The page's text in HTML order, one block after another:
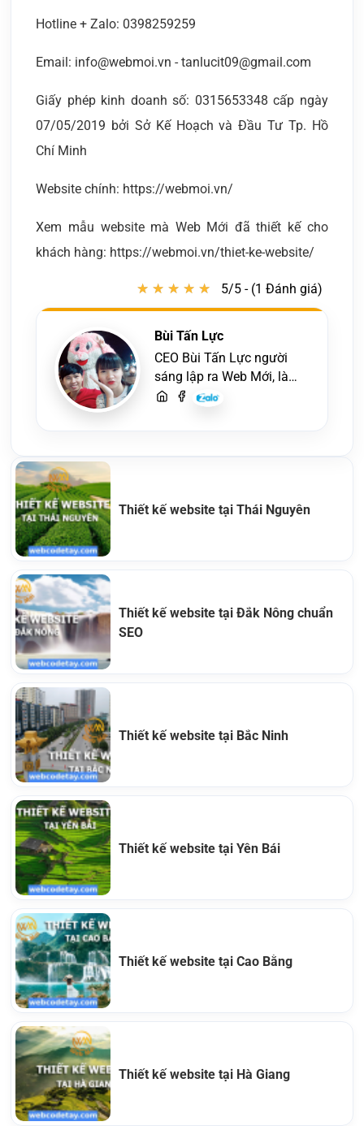
Hotline + Zalo: 0398259259
Email: info@webmoi.vn - tanlucit09@gmail.com
Giấy phép kinh doanh số: 0315653348 cấp ngày
07/05/2019 bởi Sở Kế Hoạch và Đầu Tư Tp. Hồ
Chí Minh
Website chính: https://webmoi.vn/
Xem mẫu website mà Web Mới đã thiết kế cho
khách hàng: https://webmoi.vn/thiet-ke-website/
★ ★ ★ ★ ★
★ ★ ★ ★ ★ 5/5 - (1 Đánh giá)
Bùi Tấn Lực
CEO Bùi Tấn Lực người
sáng lập ra Web Mới, là
một lập trình viên, người
Thiết kế website tại Thái Nguyên
Thiết kế website tại Đắk Nông chuẩn
SEO
Thiết kế website tại Bắc Ninh
Thiết kế website tại Yên Bái
Thiết kế website tại Cao Bằng
Thiết kế website tại Hà Giang